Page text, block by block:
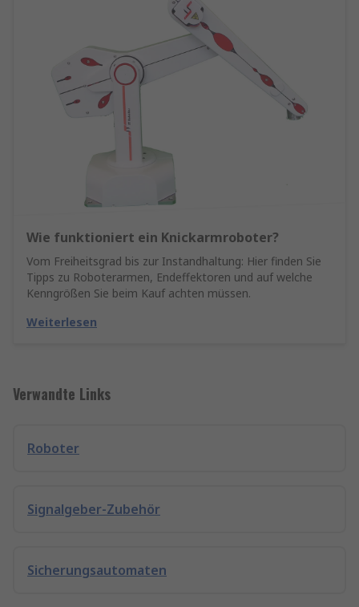
Wie funktioniert ein Knickarmroboter?
Vom Freiheitsgrad bis zur Instandhaltung: Hier finden Sie
Tipps zu Roboterarmen, Endeffektoren und auf welche
Kenngrößen Sie beim Kauf achten müssen.
Weiterlesen
Verwandte Links
Roboter
Signalgeber-Zubehör
Sicherungsautomaten